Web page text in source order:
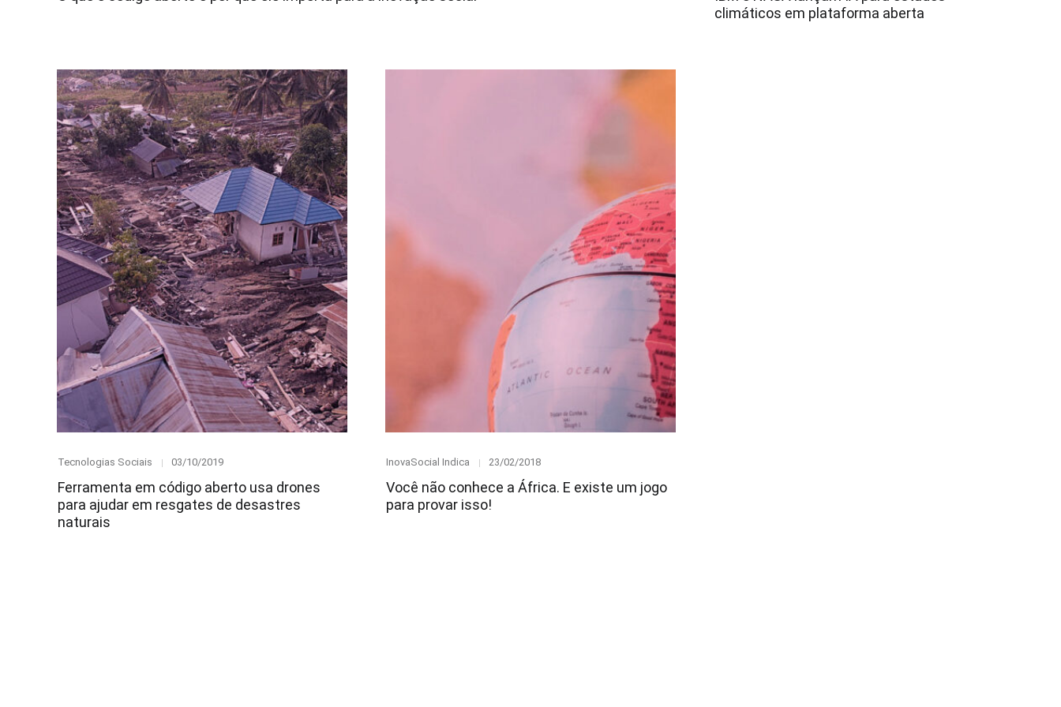
climáticos em plataforma aberta
Category
Tecnologias Sociais
Posted
03/10/2019
Ferramenta em código aberto usa drones
para ajudar em resgates de desastres
naturais
Category
InovaSocial Indica
Posted
23/02/2018
Você não conhece a África. E existe um jogo
para provar isso!